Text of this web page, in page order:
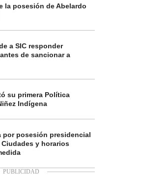
la posesión de Abelardo
a SIC responder
de sancionar a
su primera Política
Indígena
por posesión presidencial
y horarios